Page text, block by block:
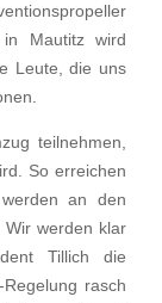
in Mautitz wird
Leute, die uns
teilneh­men,
So errei­chen
an den
Wir werden klar
Tillich die
rasch